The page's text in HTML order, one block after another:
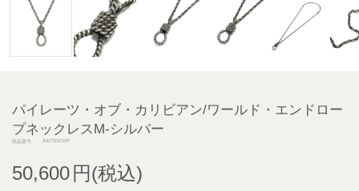
パイレーツ・オブ・カリビアン/ワールド・エンドロー
プネックレスM-シルバー
商品番号 JD07SNC02R
50,600